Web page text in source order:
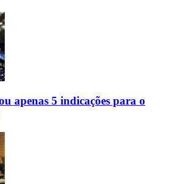
apenas 5 indicações para o